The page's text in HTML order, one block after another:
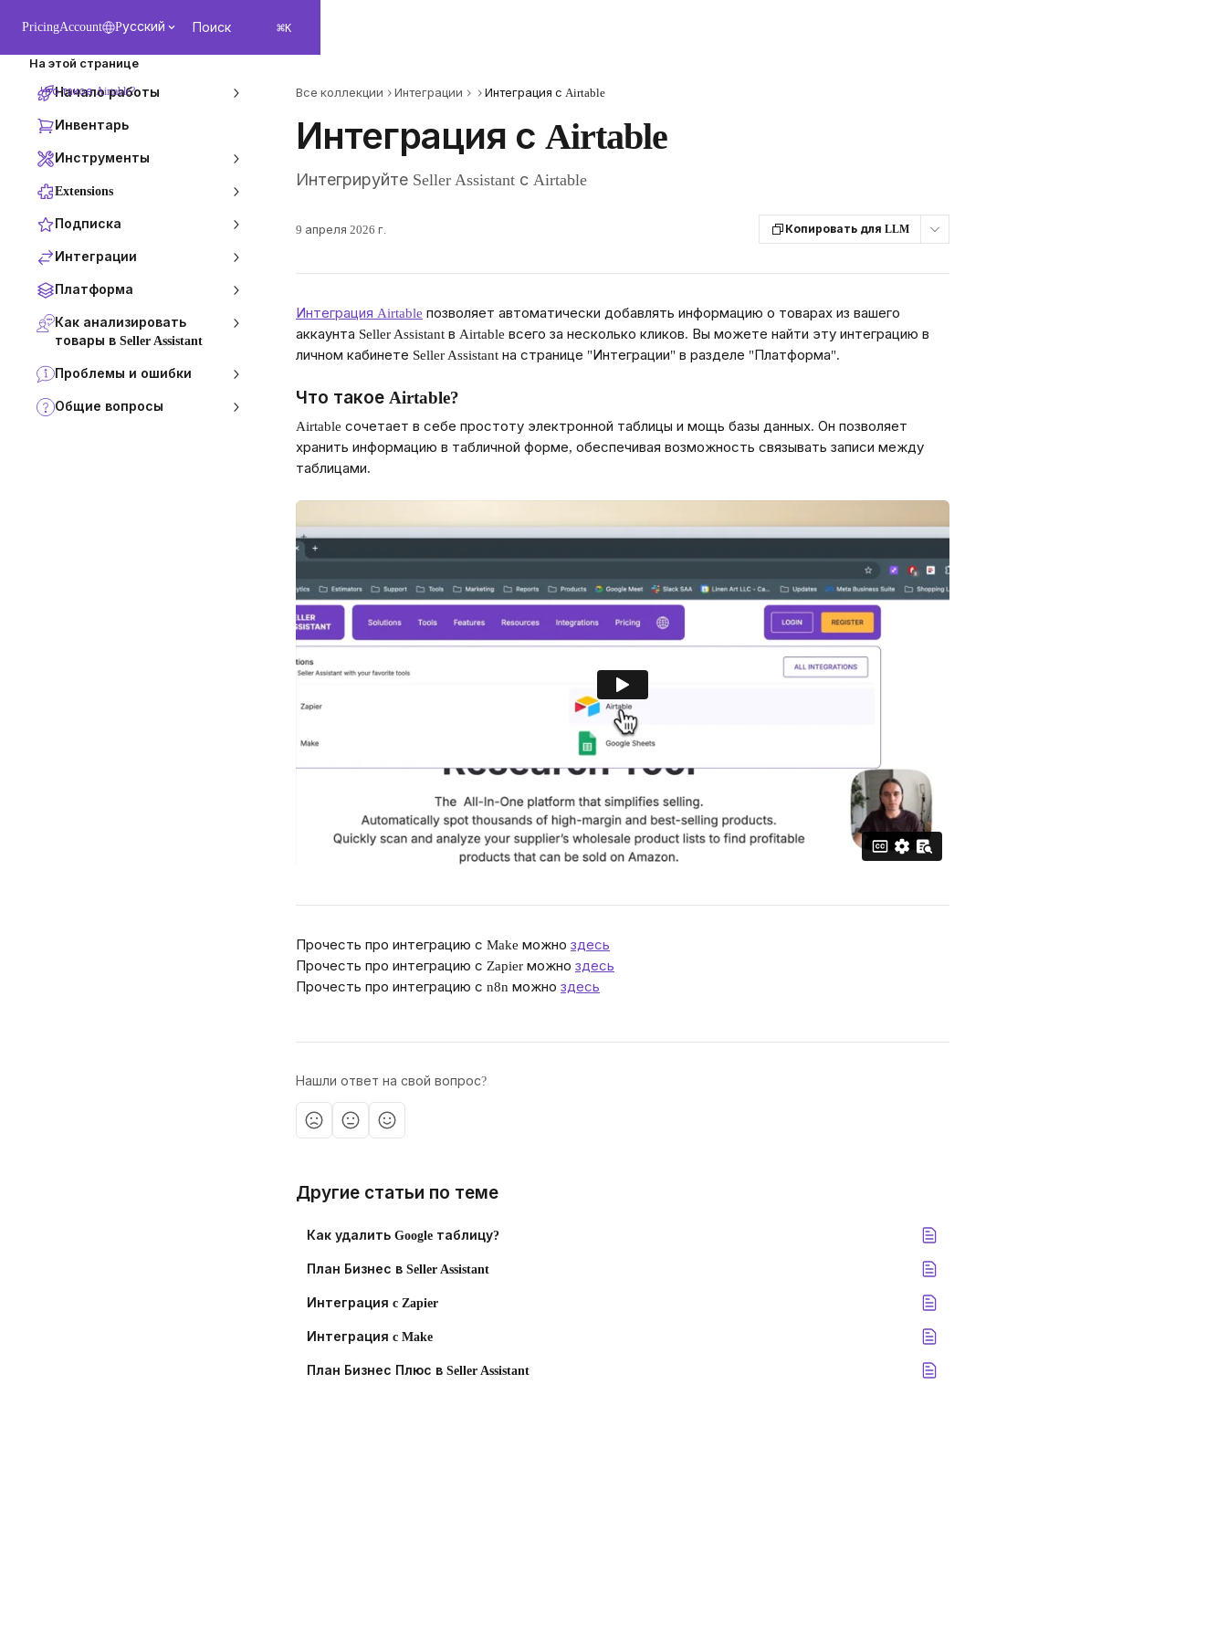
PricingAccount Pусский Поиск ⌘K
Начало работы
Инвентарь
Инструменты
Extensions
Подписка
Интеграции
Платформа
Как анализировать
товары в Seller Assistant
Проблемы и ошибки
Общие вопросы
Все коллекции Интеграции Интеграция с Airtable
Интеграция с Airtable
Интегрируйте Seller Assistant с Airtable
9 апреля 2026 г. Копировать для LLM
Интеграция Airtable позволяет автоматически добавлять информацию о товарах из вашего
аккаунта Seller Assistant в Airtable всего за несколько кликов. Вы можете найти эту интеграцию в
личном кабинете Seller Assistant на странице "Интеграции" в разделе "Платформа".
Что такое Airtable?
Airtable сочетает в себе простоту электронной таблицы и мощь базы данных. Он позволяет
хранить информацию в табличной форме, обеспечивая возможность связывать записи между
таблицами.
Прочесть про интеграцию с Make можно здесь
Прочесть про интеграцию с Zapier можно здесь
Прочесть про интеграцию с n8n можно здесь
Нашли ответ на свой вопрос?
Другие статьи по теме
Как удалить Google таблицу?
План Бизнес в Seller Assistant
Интеграция c Zapier
Интеграция c Make
План Бизнес Плюс в Seller Assistant
На этой странице
Что такое Airtable?